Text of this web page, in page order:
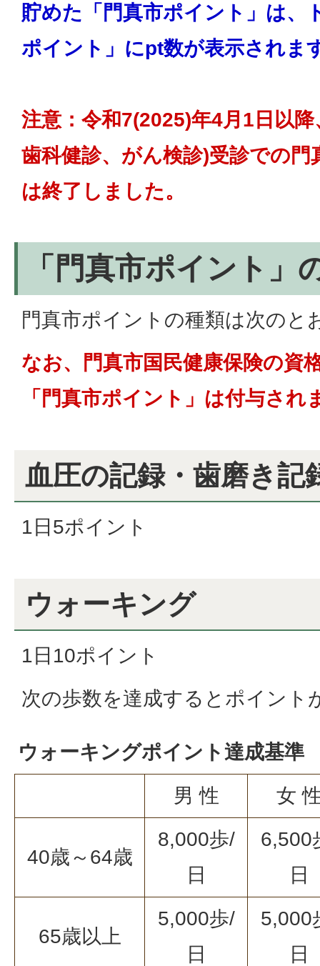
貯めた「門真市ポイント」は、
ポイント」にpt数が表示されま
注意：令和7(2025)年4月1日以
歯科健診、がん検診)受診での
は終了しました。
「門真市ポイント」
門真市ポイントの種類は次のと
なお、門真市国民健康保険の資
「門真市ポイント」は付与され
血圧の記録・歯磨き記
1日5ポイント
ウォーキング
1日10ポイント
次の歩数を達成するとポイント
ウォーキングポイント達成基準
男 性
女
40歳～64歳
8,000歩/
日
6,500
日
65歳以上
5,000歩/
日
5,000
日